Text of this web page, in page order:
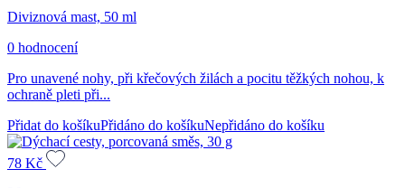
Diviznová mast, 50 ml
0 hodnocení
Pro unavené nohy, při křečových žilách a pocitu těžkých nohou, k
ochraně pleti při...
Přidat do košíkuPřidáno do košíkuNepřidáno do košíku
78 Kč